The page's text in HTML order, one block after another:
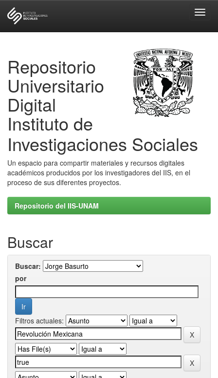
Repositorio
Universitario
Digital
Instituto de
Investigaciones Sociales
Un espacio para compartir materiales y recursos digitales
académicos producidos por los investigadores del IIS, en el
proceso de sus diferentes proyectos.
Repositorio del IIS-UNAM
Buscar
Buscar:
por
Filtros actuales: